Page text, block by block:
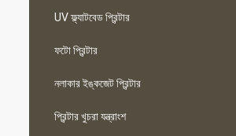
UV ফ্ল্যাটবেড প্রিন্টার
ফটো প্রিন্টার
নলাকার ইঙ্কজেট প্রিন্টার
প্রিন্টার খুচরা যন্ত্রাংশ